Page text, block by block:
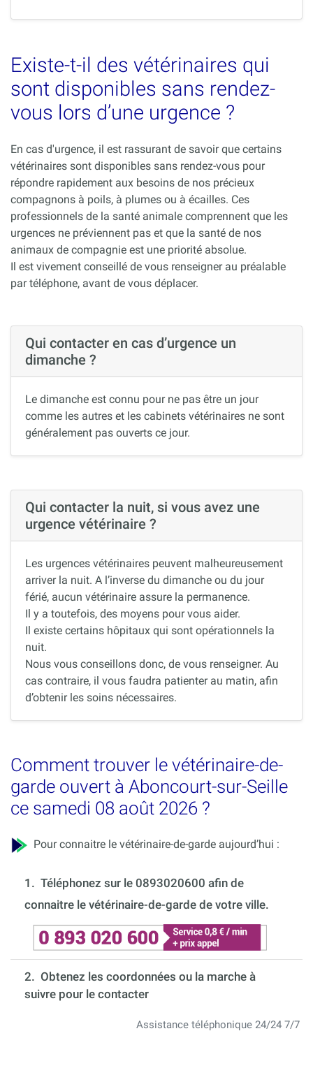
Existe-t-il des vétérinaires qui
sont disponibles sans rendez-
vous lors d’une urgence ?
En cas d'urgence, il est rassurant de savoir que certains
vétérinaires sont disponibles sans rendez-vous pour
répondre rapidement aux besoins de nos précieux
compagnons à poils, à plumes ou à écailles. Ces
professionnels de la santé animale comprennent que les
urgences ne préviennent pas et que la santé de nos
animaux de compagnie est une priorité absolue.
Il est vivement conseillé de vous renseigner au préalable
par téléphone, avant de vous déplacer.
Qui contacter en cas d’urgence un
dimanche ?
Le dimanche est connu pour ne pas être un jour
comme les autres et les cabinets vétérinaires ne sont
généralement pas ouverts ce jour.
Qui contacter la nuit, si vous avez une
urgence vétérinaire ?
Les urgences vétérinaires peuvent malheureusement
arriver la nuit. A l’inverse du dimanche ou du jour
férié, aucun vétérinaire assure la permanence.
Il y a toutefois, des moyens pour vous aider.
Il existe certains hôpitaux qui sont opérationnels la
nuit.
Nous vous conseillons donc, de vous renseigner. Au
cas contraire, il vous faudra patienter au matin, afin
d’obtenir les soins nécessaires.
Comment trouver le vétérinaire-de-
garde ouvert à Aboncourt-sur-Seille
ce samedi 08 août 2026 ?
Pour connaitre le vétérinaire-de-garde aujourd’hui :
1. Téléphonez sur le 0893020600 afin de
connaitre le vétérinaire-de-garde de votre ville.
2. Obtenez les coordonnées ou la marche à
suivre pour le contacter
Assistance téléphonique 24/24 7/7